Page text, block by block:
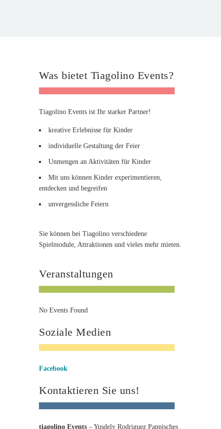
Was bietet Tiagolino Events?
Tiagolino Events ist Ihr starker Partner!
kreative Erlebnisse für Kinder
individuelle Gestaltung der Feier
Unmengen an Aktivitäten für Kinder
Mit uns können Kinder experimentieren,
entdecken und begreifen
unvergessliche Feiern
Sie können bei Tiagolino verschiedene
Spielmodule, Attraktionen und vieles mehr mieten.
Veranstaltungen
No Events Found
Soziale Medien
Facebook
Kontaktieren Sie uns!
tiagolino Events – Yusdely Rodriguez Pappisches